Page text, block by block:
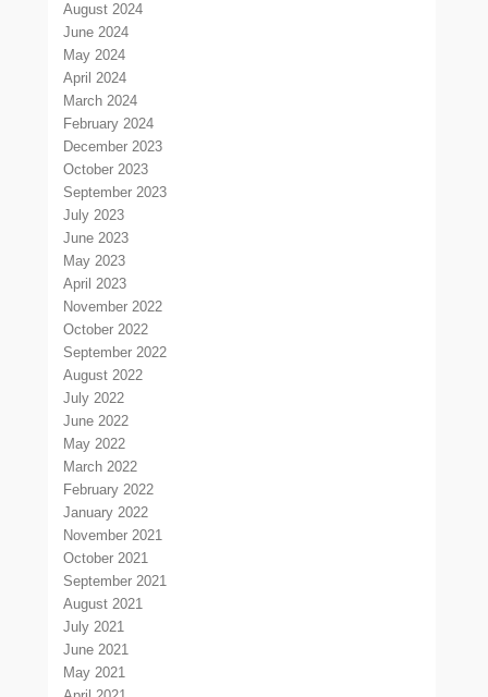
August 2024
June 2024
May 2024
April 2024
March 2024
February 2024
December 2023
October 2023
September 2023
July 2023
June 2023
May 2023
April 2023
November 2022
October 2022
September 2022
August 2022
July 2022
June 2022
May 2022
March 2022
February 2022
January 2022
November 2021
October 2021
September 2021
August 2021
July 2021
June 2021
May 2021